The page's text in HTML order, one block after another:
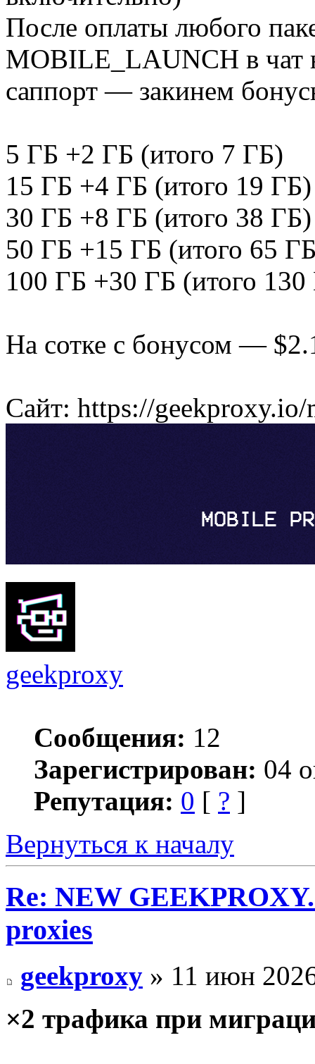
После оплаты любого
MOBILE_LAUNCH в чат
саппорт — закинем
5 ГБ +2 ГБ (итого 7 ГБ)
15 ГБ +4 ГБ (итого 19 ГБ)
30 ГБ +8 ГБ (итого 38 ГБ)
50 ГБ +15 ГБ (итого 65
100 ГБ +30 ГБ (итого
На сотке с бонусом —
Сайт: https://
geekproxy
Сообщения: 12
Зарегистрирован: 04
Репутация: 0 [ ? ]
Вернуться к началу
Re: NEW
proxies
geekproxy » 11 июн
×2 трафика при